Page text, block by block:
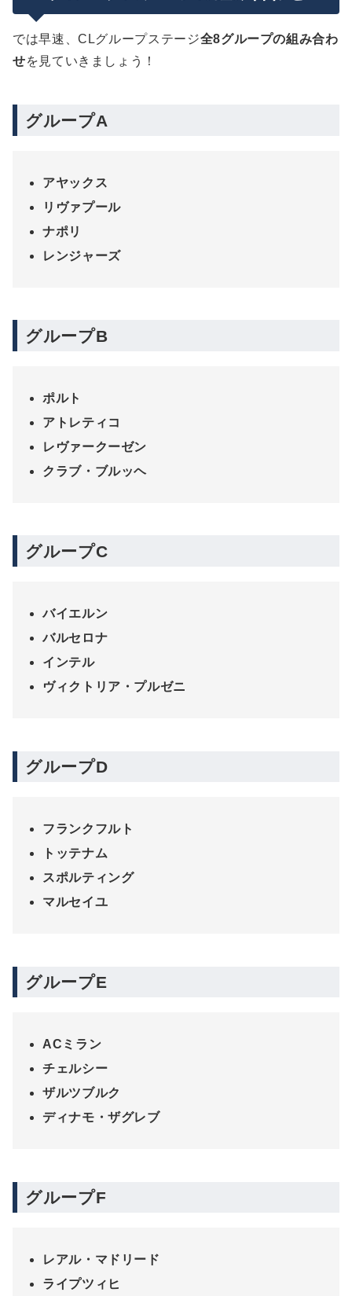
グループD
グループE
グループF
グループH
グループステージ
決勝ラウンド
今季CLの放送は？WOWOWで全試合独占ライブ中
継決定！！
では早速、CLグループステージ全8グループの組み合わ
せを見ていきましょう！
グループA
アヤックス
リヴァプール
ナポリ
レンジャーズ
グループB
ポルト
アトレティコ
レヴァークーゼン
クラブ・ブルッヘ
グループC
バイエルン
バルセロナ
インテル
ヴィクトリア・プルゼニ
グループD
フランクフルト
トッテナム
スポルティング
マルセイユ
グループE
ACミラン
チェルシー
ザルツブルク
ディナモ・ザグレブ
グループF
レアル・マドリード
ライプツィヒ